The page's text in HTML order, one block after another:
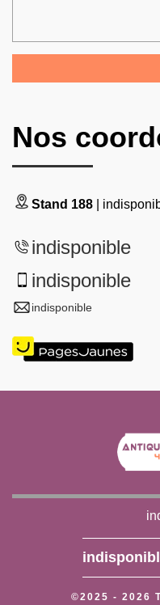
Nos
Stand 188 |
indisponible
indisponible
indisponible
©2025 - 2026